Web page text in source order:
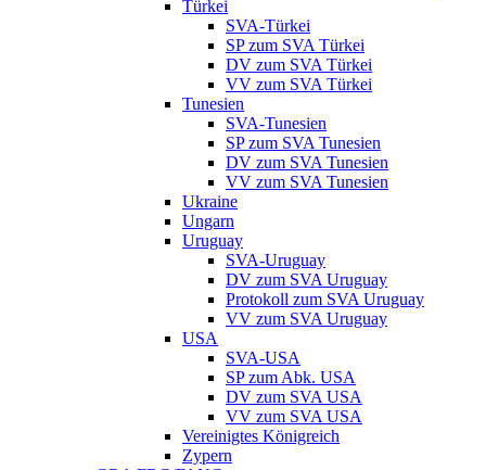
Türkei
SVA-Türkei
SP zum SVA Türkei
DV zum SVA Türkei
VV zum SVA Türkei
Tunesien
SVA-Tunesien
SP zum SVA Tunesien
DV zum SVA Tunesien
VV zum SVA Tunesien
Ukraine
Ungarn
Uruguay
SVA-Uruguay
DV zum SVA Uruguay
Protokoll zum SVA Uruguay
VV zum SVA Uruguay
USA
SVA-USA
SP zum Abk. USA
DV zum SVA USA
VV zum SVA USA
Vereinigtes Königreich
Zypern